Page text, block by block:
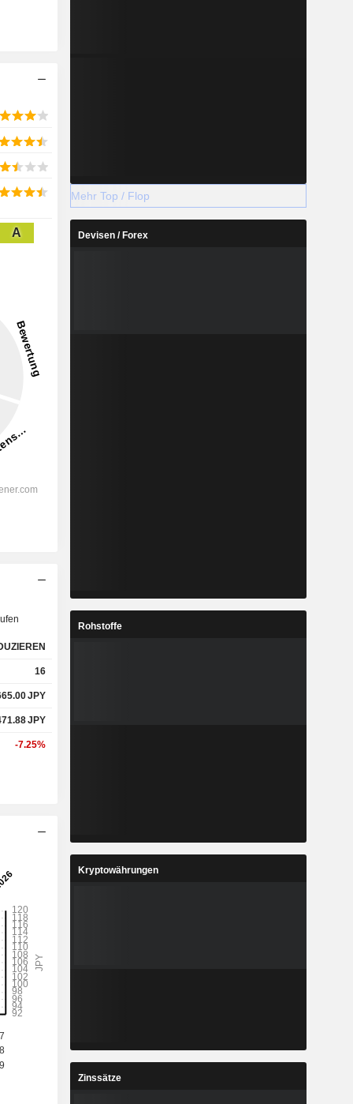
A
16
JPY
JPY
-7.25%
Mehr Top / Flop
Devisen / Forex
Rohstoffe
Kryptowährungen
Zinssätze